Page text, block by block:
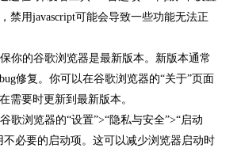
禁用javascript可能会导致一些功能无法正
你的谷歌浏览器是最新版本。新版本通常
修复。你可以在谷歌浏览器的“关于”页面
需要时更新到最新版本。
歌浏览器的“设置”>“隐私与安全”>“启动
不必要的启动项。这可以减少浏览器启动时